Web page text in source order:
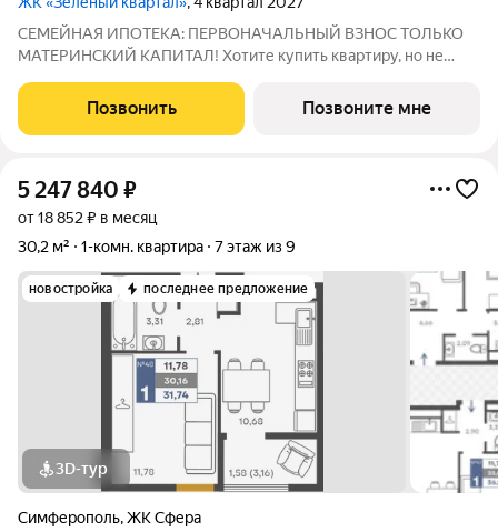
СЕМЕЙНАЯ ИПОТЕКА: ПЕРВОНАЧАЛЬНЫЙ ВЗНОС ТОЛЬКО
МАТЕРИНСКИЙ КАПИТАЛ! Хотите купить квартиру, но не
идеальное решение! Благодаря специальной цене всего 130
000 за квадратный метр, вы можете
Позвонить Позвоните мне
5 247 840 ₽
от 18 852 ₽ в месяц
30,2 м²
1-комн. квартира 7 этаж из 9
новостройка последнее предложение
3D-тур
Симферополь,ЖК Сфера